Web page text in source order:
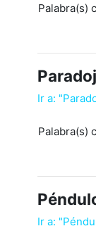
Palabra(s)
Ir a:
Palabra(s)
Ir a: